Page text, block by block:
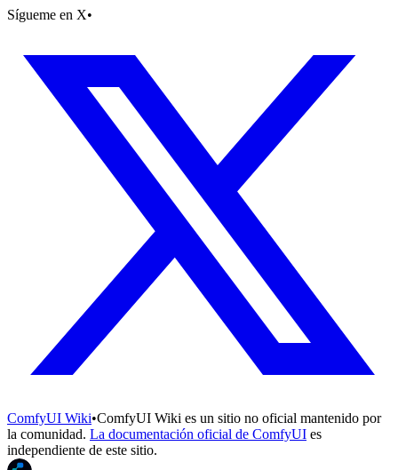
Sígueme en X•
ComfyUI Wiki•ComfyUI Wiki es un sitio no oficial mantenido por
la comunidad. La documentación oficial de ComfyUI es
independiente de este sitio.